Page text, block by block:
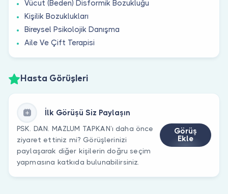
Vücut (Beden) Disformik Bozukluğu
Kişilik Bozuklukları
Bireysel Psikolojik Danışma
Aile Ve Çift Terapisi
Hasta Görüşleri
İlk Görüşü Siz Paylaşın
PSK. DAN. MAZLUM TAPKAN’ı daha önce
ziyaret ettiniz mi? Görüşlerinizi
paylaşarak diğer kişilerin doğru seçim
yapmasına katkıda bulunabilirsiniz.
Görüş
Ekle